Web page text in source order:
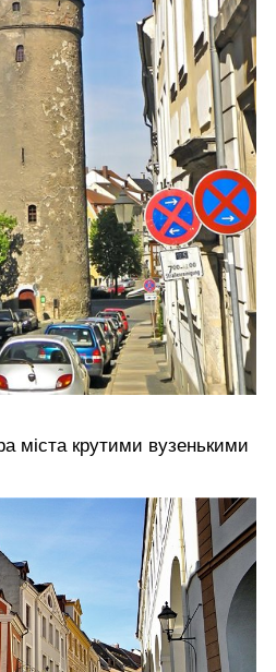
міста крутими вузенькими